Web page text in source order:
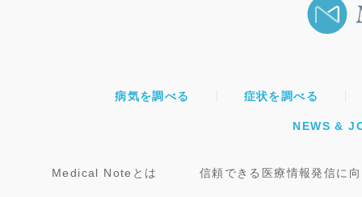
病気を調べる 症状を調べる
NEWS &
Medical Noteとは 信頼できる医療情報発信に